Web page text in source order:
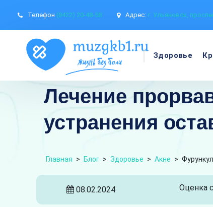
Телефон (8422) 20-48-58 Адрес: г. Ульяновск,
Здоровье
Лечение
устранения
Главная > Блог > Здоровье > Акне >
08.02.2024 Оценка